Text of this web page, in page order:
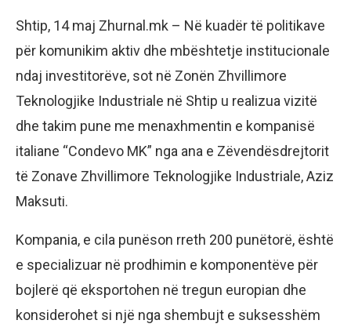
Shtip, 14 maj Zhurnal.mk – Në kuadër të politikave
për komunikim aktiv dhe mbështetje institucionale
ndaj investitorëve, sot në Zonën Zhvillimore
Teknologjike Industriale në Shtip u realizua vizitë
dhe takim pune me menaxhmentin e kompanisë
italiane “Condevo MK” nga ana e Zëvendësdrejtorit
të Zonave Zhvillimore Teknologjike Industriale, Aziz
Maksuti.
Kompania, e cila punëson rreth 200 punëtorë, është
e specializuar në prodhimin e komponentëve për
bojlerë që eksportohen në tregun europian dhe
konsiderohet si një nga shembujt e suksesshëm